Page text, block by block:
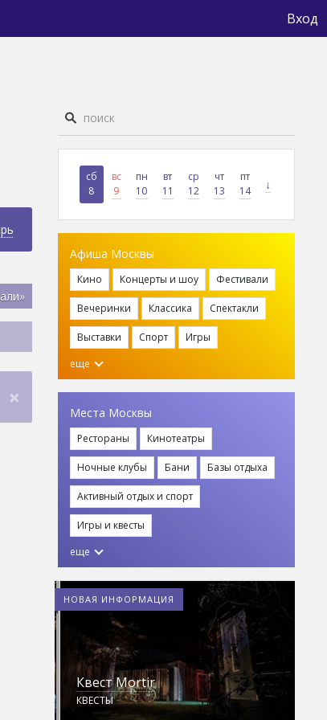
Вход
×
сб
8
вс
9
пн
10
вт
11
ср
12
чт
13
пт
14
↓
Афиша Москвы
Кино Концерты и шоу Фестивали
Вечеринки Классика Спектакли
Выставки Спорт
Игры
еще
Места Москвы
Рестораны Кинотеатры
Ночные клубы Бани Базы отдыха
Активный отдых и спорт
Игры и квесты
еще
НОВАЯ ИНФОРМАЦИЯ
Квест Mortir
КВЕСТЫ